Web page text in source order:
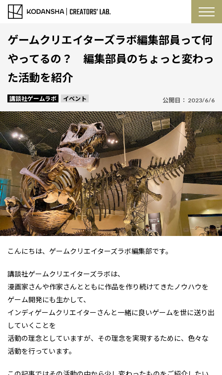
ゲームクリエイターズラボ編集部員って何
やってるの？ 編集部員のちょっと変わっ
た活動を紹介
講談社ゲームラボ イベント 公開日： 2023/6/6
こんにちは、ゲームクリエイターズラボ編集部です。
講談社ゲームクリエイターズラボは、
漫画家さんや作家さんとともに作品を作り続けてきたノウハウを
ゲーム開発にも生かして、
インディゲームクリエイターさんと一緒に良いゲームを世に送り出
していくことを
活動の理念としていますが、その理念を実現するために、色々な
活動を行っています。